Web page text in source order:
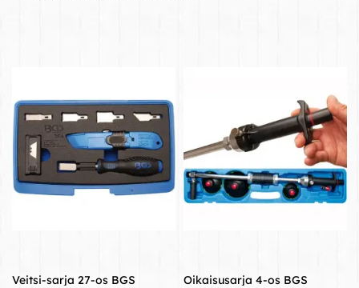
Veitsi-sarja 27-os BGS
Oikaisusarja 4-os BGS